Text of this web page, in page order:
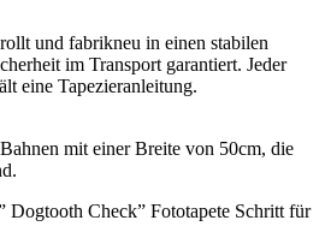
und fabrikneu in einen stabilen
im Transport garantiert. Jeder
eine Tapezieranleitung.
mit einer Breite von 50cm, die
Dogtooth Check” Fototapete Schritt für